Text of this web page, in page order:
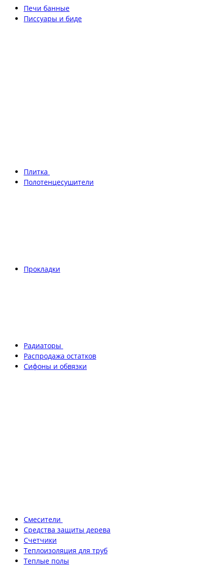
Печи банные
Писсуары и биде
Плитка
Полотенцесушители
Прокладки
Радиаторы
Распродажа остатков
Сифоны и обвязки
Смесители
Средства защиты дерева
Счетчики
Теплоизоляция для труб
Теплые полы